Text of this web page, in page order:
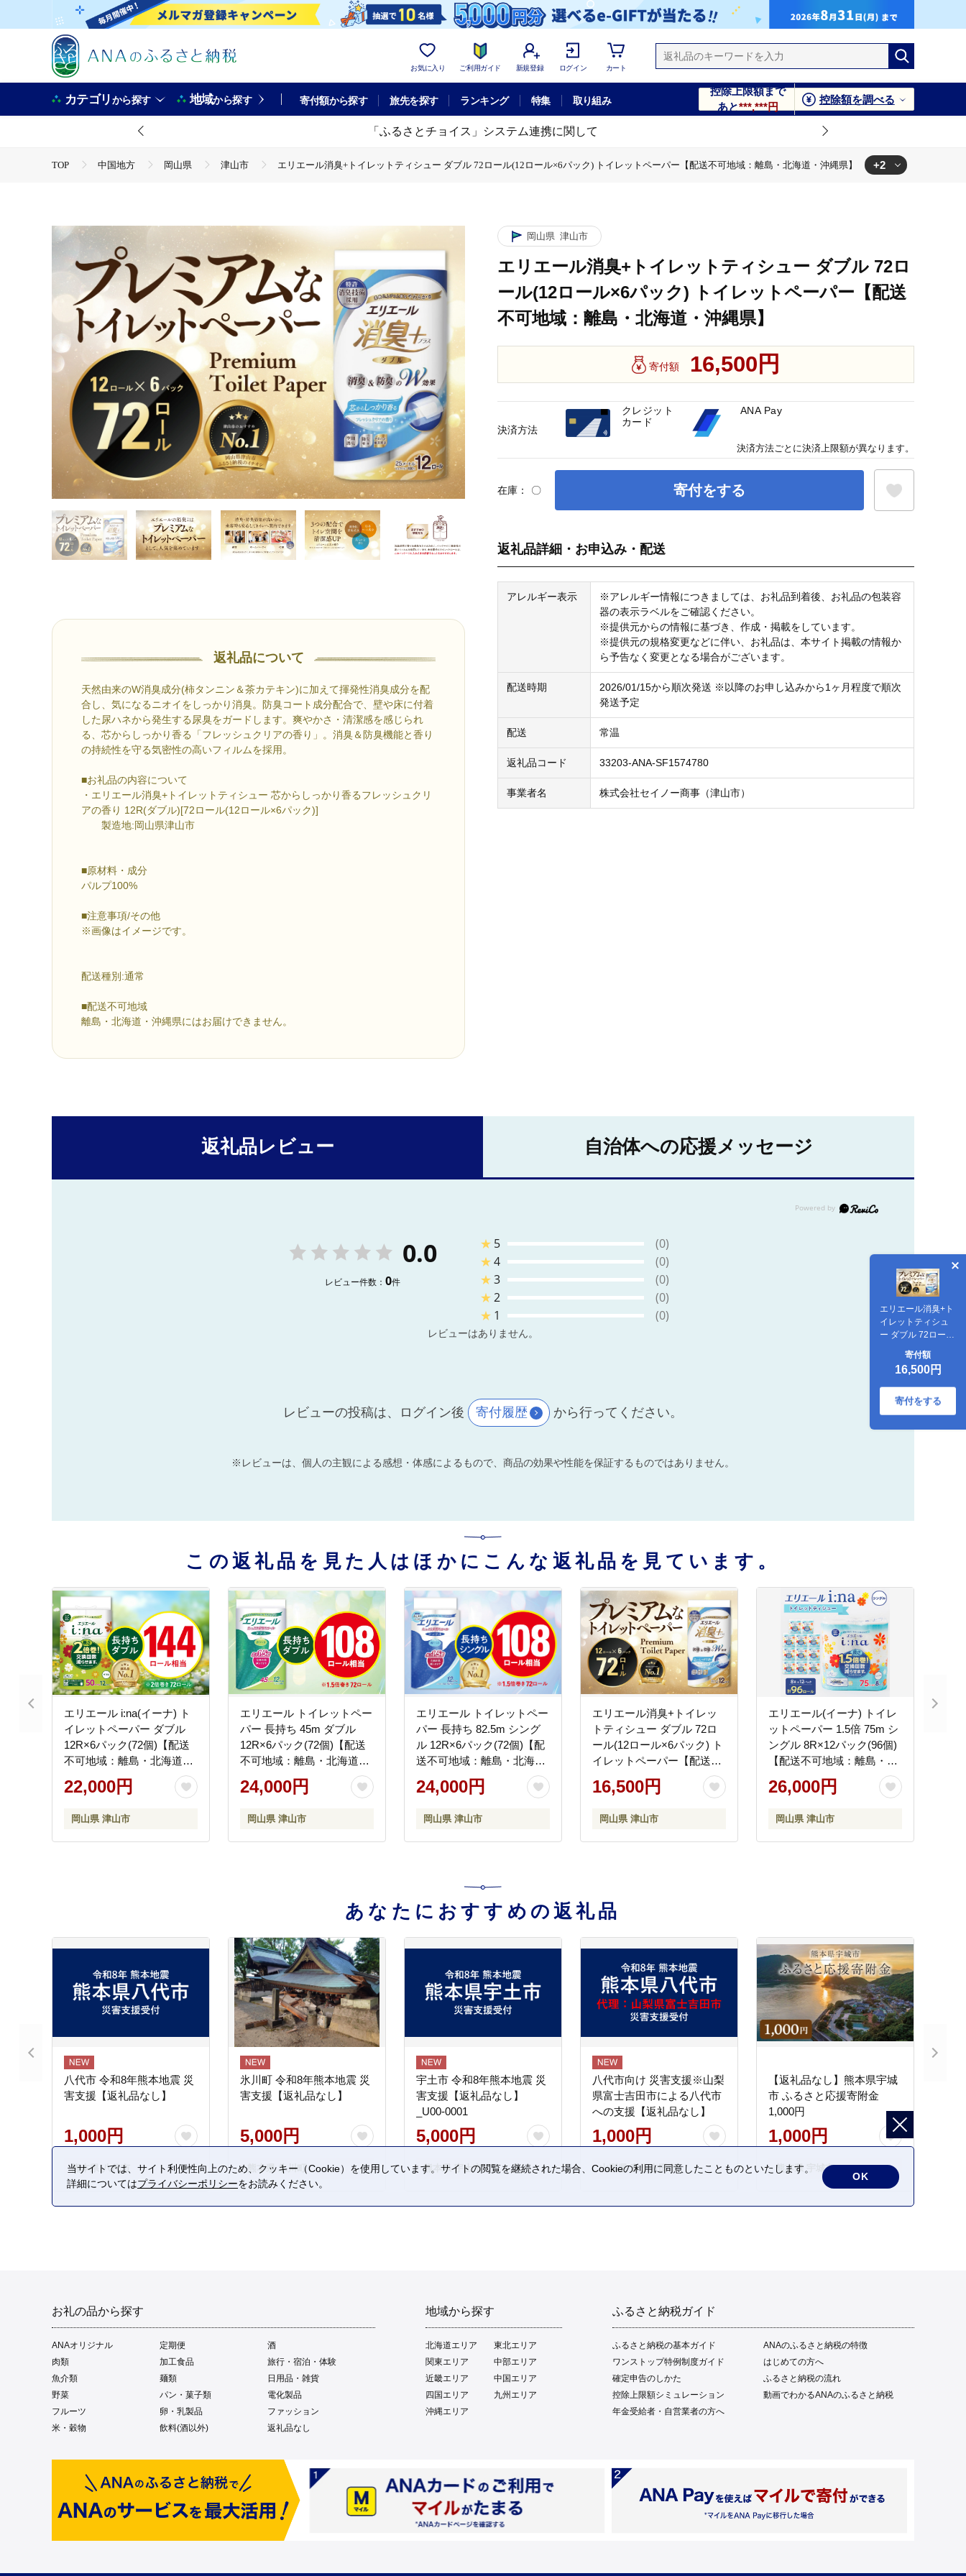
お気に入り ご利用ガイド 新規登録 ログイン カート
カテゴリから探す 地域から探す 寄付額から探す 旅先を探す ランキング 特集 取り組み
控除上限額まで
あと***,***円
控除額を調べる
「ふるさとチョイス」システム連携に関して
TOP 中国地方 岡山県 津山市 エリエール消臭+トイレットティシュー ダブル 72ロール(12ロール×6パック) トイレットペーパー【配送不可地域：離島・北海道・沖縄県】 +2
返礼品について
天然由来のW消臭成分(柿タンニン＆茶カテキン)に加えて揮発性消臭成分を配
合し、気になるニオイをしっかり消臭。防臭コート成分配合で、壁や床に付着
した尿ハネから発生する尿臭をガードします。爽やかさ・清潔感を感じられ
る、芯からしっかり香る「フレッシュクリアの香り」。消臭＆防臭機能と香り
の持続性を守る気密性の高いフィルムを採用。
■お礼品の内容について
・エリエール消臭+トイレットティシュー 芯からしっかり香るフレッシュクリ
アの香り 12R(ダブル)[72ロール(12ロール×6パック)]
製造地:岡山県津山市
■原材料・成分
パルプ100%
■注意事項/その他
※画像はイメージです。
配送種別:通常
■配送不可地域
離島・北海道・沖縄県にはお届けできません。
岡山県 津山市
エリエール消臭+トイレットティシュー ダブル 72ロ
ール(12ロール×6パック) トイレットペーパー【配送
不可地域：離島・北海道・沖縄県】
寄付額 16,500円
在庫： 〇 寄付をする
エリエール消臭+ト
イレットティシュ
ー ダブル 72ロール
(12ロール×6パッ
ク) トイレットペー
パー【配送不可地
域：離島・北海
道・沖縄県】
寄付額
16,500円
寄付をする
返礼品詳細・お申込み・配送
アレルギー表示
※アレルギー情報につきましては、お礼品到着後、お礼品の包装容
器の表示ラベルをご確認ください。
※提供元からの情報に基づき、作成・掲載をしています。
※提供元の規格変更などに伴い、お礼品は、本サイト掲載の情報か
ら予告なく変更となる場合がございます。
配送時期
2026/01/15から順次発送 ※以降のお申し込みから1ヶ月程度で順次
発送予定
配送 常温
返礼品コード 33203-ANA-SF1574780
事業者名 株式会社セイノー商事（津山市）
決済方法
クレジット
カード
ANA Pay
決済方法ごとに決済上限額が異なります。
返礼品レビュー 自治体への応援メッセージ
0.0
レビュー件数： 0件
★ 5
(0)
★4
(0)
★3
(0)
★2
(0)
★ 1 (0)
レビューはありません。
レビューの投稿は、ログイン後 寄付履歴 から行ってください。
※レビューは、個人の主観による感想・体感によるもので、商品の効果や性能を保証するものではありません。
この返礼品を見た人はほかにこんな返礼品を見ています。
エリエール i:na(イーナ) ト
イレットペーパー ダブル
12R×6パック(72個)【配送
不可地域：離島・北海道・
22,000円
岡山県 津山市
エリエール トイレットペー
パー 長持ち 45m ダブル
12R×6パック(72個)【配送
不可地域：離島・北海道・
24,000円
岡山県 津山市
エリエール トイレットペー
パー 長持ち 82.5m シング
ル 12R×6パック(72個)【配
送不可地域：離島・北海
道・沖縄県】
24,000円
岡山県 津山市
エリエール消臭+トイレッ
トティシュー ダブル 72ロ
ール(12ロール×6パック) ト
イレットペーパー【配送不
可地域：離島・北海道・沖
縄県】
16,500円
岡山県 津山市
エリエール(イーナ) トイレ
ットペーパー 1.5倍 75m シ
ングル 8R×12パック(96個)
【配送不可地域：離島・北
海道・沖縄県】
26,000円
岡山県 津山市
あなたにおすすめの返礼品
八代市 令和8年熊本地震 災
害支援【返礼品なし】
1,000円
熊本県 八代市
氷川町 令和8年熊本地震 災
害支援【返礼品なし】
5,000円
熊本県 氷川町
宇土市 令和8年熊本地震 災
害支援【返礼品なし】
_U00-0001
5,000円
熊本県 宇土市
八代市向け 災害支援※山梨
県富士吉田市による八代市
への支援【返礼品なし】
1,000円
山梨県 富士吉田市
【返礼品なし】熊本県宇城
市 ふるさと応援寄附金
1,000円
1,000円
熊本県 宇城市
お礼の品から探す
ANAオリジナル 定期便
酒
肉類
加工食品
旅行・宿泊・体験
魚介類
麺類
日用品・雑貨
野菜
パン・菓子類
電化製品
フルーツ
卵・乳製品
ファッション
米・穀物
飲料(酒以外) 返礼品なし
地域から探す
北海道エリア
東北エリア
関東エリア
中部エリア
近畿エリア
中国エリア
四国エリア
九州エリア
沖縄エリア
ふるさと納税ガイド
ふるさと納税の基本ガイド
ANAのふるさと納税の特徴
ワンストップ特例制度ガイド
はじめての方へ
確定申告のしかた
ふるさと納税の流れ
控除上限額シミュレーション
動画でわかるANAのふるさと納税
年金受給者・自営業者の方へ
当サイトでは、サイト利便性向上のため、クッキー（Cookie）を使用しています。サイトの閲覧を継続された場合、Cookieの利用に同意したことものといたします。
詳細についてはプライバシーポリシーをお読みください。
OK